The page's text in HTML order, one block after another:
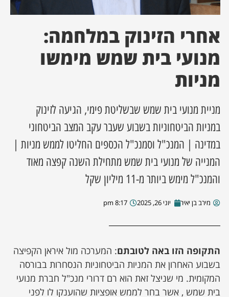
מקומית
עסקים
אחרי הזינוק במלחמה:
מנועי בית שמש מימשו
מניות
מניית מנועי בית שמש שבשליטת פימי, הגיעה לזינוק
במניות הביטחוניות בשבוע שעבר עקב המצב הביטחוני
במדינה | המנכ"ל וסמנכ"ל הכספים החליטו לממש מניות |
המנייה של מנועי בית שמש מתחילת השנה קפצה מאוד
והמנכ"ל מימש ביותר מ-11 מיליון שקל
מירב בן יאיר יוני 26, 2025 8:17 pm
התקופה הזו באה לטובתם: המערכה מול איראן הקפיצה
בשבוע האחרון את המניות הביטחוניות הנסחרות בבורסה
המקומית. מי שניצל זאת הוא רם דרורי מנכ"ל חברת מנועי
בית שמש , אשר בחר לממש אופציות שהוענקו לו לפני